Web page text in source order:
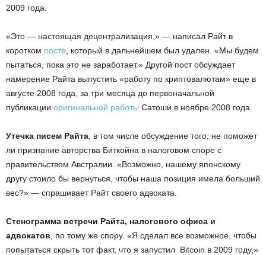
2009 года.
«Это — настоящая децентрализация,» — написал Райт в
коротком посте , который в дальнейшем был удален. «Мы будем
пытаться, пока это не заработает.» Другой пост обсуждает
намерение Райта выпустить «работу по криптовалютам» еще в
августе 2008 года, за три месяца до первоначальной
публикации оригинальной работы Сатоши в ноябре 2008 года.
Утечка писем Райта , в том числе обсуждение того, не поможет
ли признание авторства Биткойна в налоговом споре с
правительством Австралии. «Возможно, нашему японскому
другу стоило бы вернуться, чтобы наша позиция имела больший
вес?» — спрашивает Райт своего адвоката.
Стенограмма встречи Райта, налогового офиса и
адвокатов , по тому же спору. «Я сделал все возможное, чтобы
попытаться скрыть тот факт, что я запустил Bitcoin в 2009 году,»